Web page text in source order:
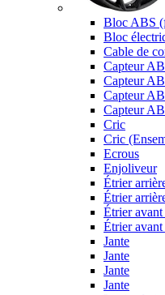
Bloc ABS
Bloc
Cable de
Capteur
Capteur
Capteur
Capteur
Cric
Cric
Ecrous
Enjoliveur
Étrier
Étrier
Étrier
Étrier
Jante
Jante
Jante
Jante